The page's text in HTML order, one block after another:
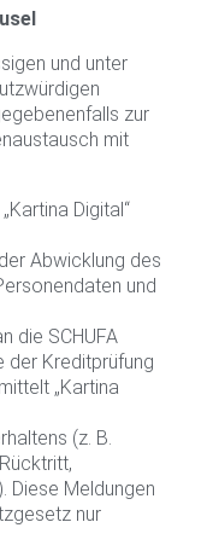
und unter
zur
mit
Digital“
Abwicklung des
und
die SCHUFA
der Kreditprüfung
„Kartina
(z. B.
Diese Meldungen
nur